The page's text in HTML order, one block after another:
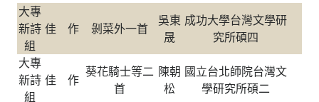
大專
新詩
組
佳 作 剝菜外一首
吳東
晟
成功大學台灣文學研
究所碩四
大專
新詩
組
佳 作
葵花騎士等二
首
陳朝
松
國立台北師院台灣文
學研究所碩二